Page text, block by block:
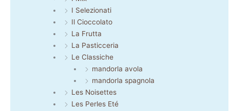
I Selezionati
Il Cioccolato
La Frutta
La Pasticceria
Le Classiche
mandorla avola
mandorla spagnola
Les Noisettes
Les Perles Eté